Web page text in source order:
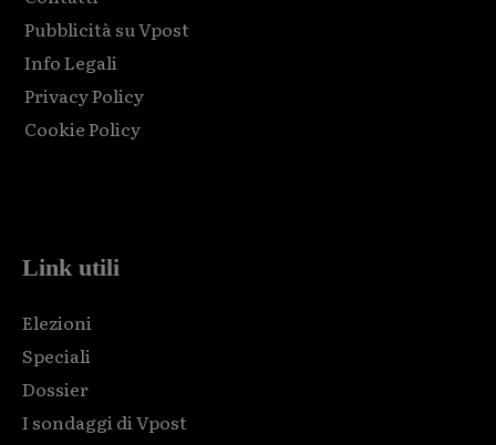
Pubblicità su Vpost
Info Legali
Privacy Policy
Cookie Policy
Link utili
Elezioni
Speciali
Dossier
I sondaggi di Vpost